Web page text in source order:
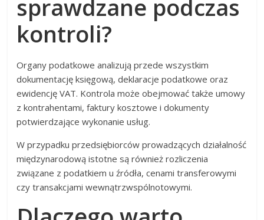
sprawdzane podczas
kontroli?
Organy podatkowe analizują przede wszystkim
dokumentację księgową, deklaracje podatkowe oraz
ewidencję VAT. Kontrola może obejmować także umowy
z kontrahentami, faktury kosztowe i dokumenty
potwierdzające wykonanie usług.
W przypadku przedsiębiorców prowadzących działalność
międzynarodową istotne są również rozliczenia
związane z podatkiem u źródła, cenami transferowymi
czy transakcjami wewnątrzwspólnotowymi.